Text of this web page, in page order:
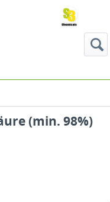
(min. 98%)